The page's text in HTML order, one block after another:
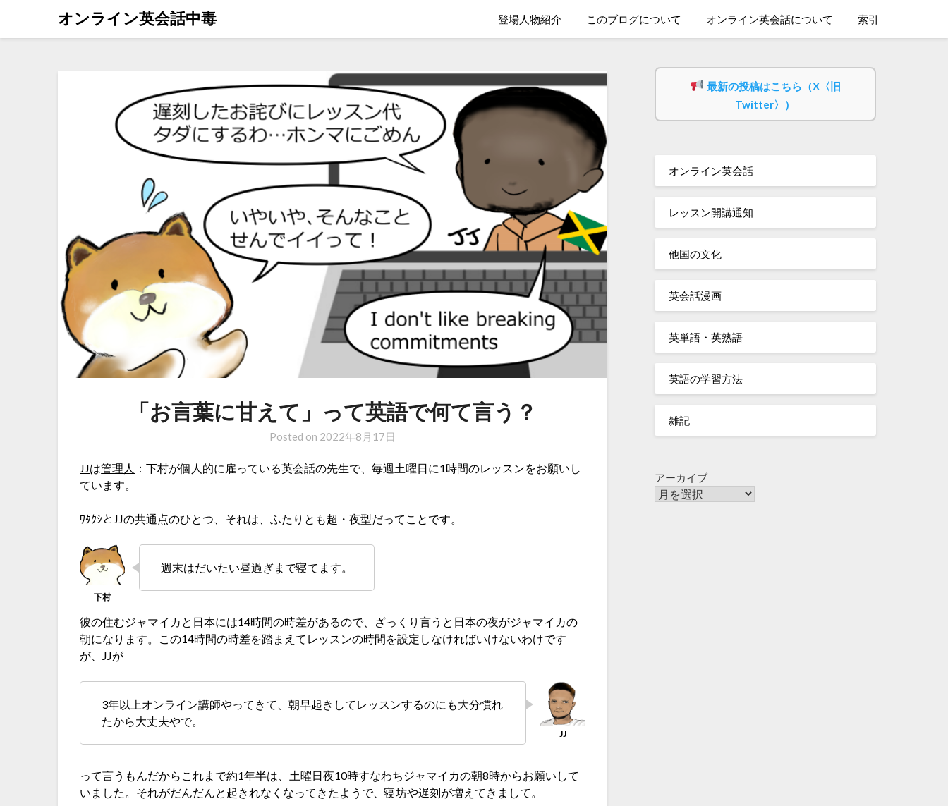
オンライン英会話中毒 登場人物紹介 このブログについて オンライン英会話について 索引
「お言葉に甘えて」って英語で何て言う？
Posted on 2022年8月17日
JJは管理人 ：下村が個人的に雇っている英会話の先生で、毎週土曜日に1時間のレッスンをお願いし
ています。
ﾜﾀｸｼとJJの共通点のひとつ、それは、ふたりとも超・夜型だってことです。
週末はだいたい昼過ぎまで寝てます。
彼の住むジャマイカと日本には14時間の時差があるので、ざっくり言うと日本の夜がジャマイカの
朝になります。この14時間の時差を踏まえてレッスンの時間を設定しなければいけないわけです
が、JJが
3年以上オンライン講師やってきて、朝早起きしてレッスンするのにも大分慣れ
たから大丈夫やで。
って言うもんだからこれまで約1年半は、土曜日夜10時すなわちジャマイカの朝8時からお願いして
いました。それがだんだんと起きれなくなってきたようで、寝坊や遅刻が増えてきまして。
最新の投稿はこちら（X〈旧
Twitter〉）
オンライン英会話
レッスン開講通知
他国の文化
英会話漫画
英単語・英熟語
英語の学習方法
雑記
アーカイブ